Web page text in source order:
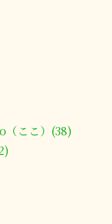
（ここ）(38)